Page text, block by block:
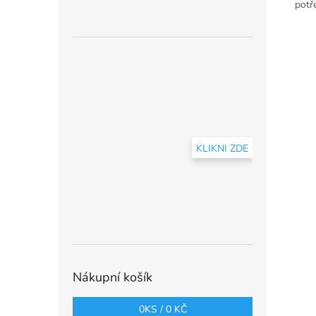
KLIKNI ZDE
Nákupní košík
0KS / 0 KČ